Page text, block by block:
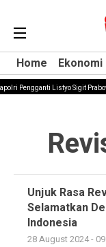
Home Ekonomi
Home Ekonomi
Pengganti Listyo Sigit
Unjuk Rasa
Selamatkan
Indonesia
28 August 2024 -